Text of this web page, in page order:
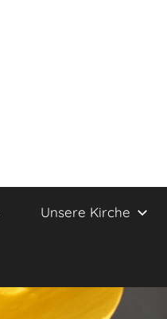
Unsere Kirche